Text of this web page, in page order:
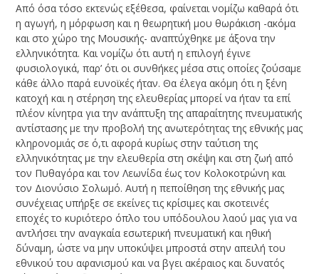
Από όσα τόσο εκτενώς εξέθεσα, φαίνεται νομίζω καθαρά ότι
η αγωγή, η μόρφωση και η θεωρητική μου θωράκιση -ακόμα
και στο χώρο της Μουσικής- αναπτύχθηκε με άξονα την
ελληνικότητα. Και νομίζω ότι αυτή η επιλογή έγινε
φυσιολογικά, παρ’ ότι οι συνθήκες μέσα στις οποίες ζούσαμε
κάθε άλλο παρά ευνοϊκές ήταν. Θα έλεγα ακόμη ότι η ξένη
κατοχή και η στέρηση της ελευθερίας μπορεί να ήταν τα επί
πλέον κίνητρα για την ανάπτυξη της απαραίτητης πνευματικής
αντίστασης με την προβολή της ανωτερότητας της εθνικής μας
κληρονομιάς σε ό,τι αφορά κυρίως στην ταύτιση της
ελληνικότητας με την ελευθερία στη σκέψη και στη ζωή από
τον Πυθαγόρα και τον Λεωνίδα έως τον Κολοκοτρώνη και
τον Διονύσιο Σολωμό. Αυτή η πεποίθηση της εθνικής μας
συνέχειας υπήρξε σε εκείνες τις κρίσιμες και σκοτεινές
εποχές το κυριότερο όπλο του υπόδουλου λαού μας για να
αντλήσει την αναγκαία εσωτερική πνευματική και ηθική
δύναμη, ώστε να μην υποκύψει μπροστά στην απειλή του
εθνικού του αφανισμού και να βγει ακέραιος και δυνατός